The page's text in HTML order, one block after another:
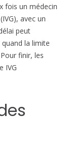
fois un médecin
avec un
peut
la limite
finir, les
IVG